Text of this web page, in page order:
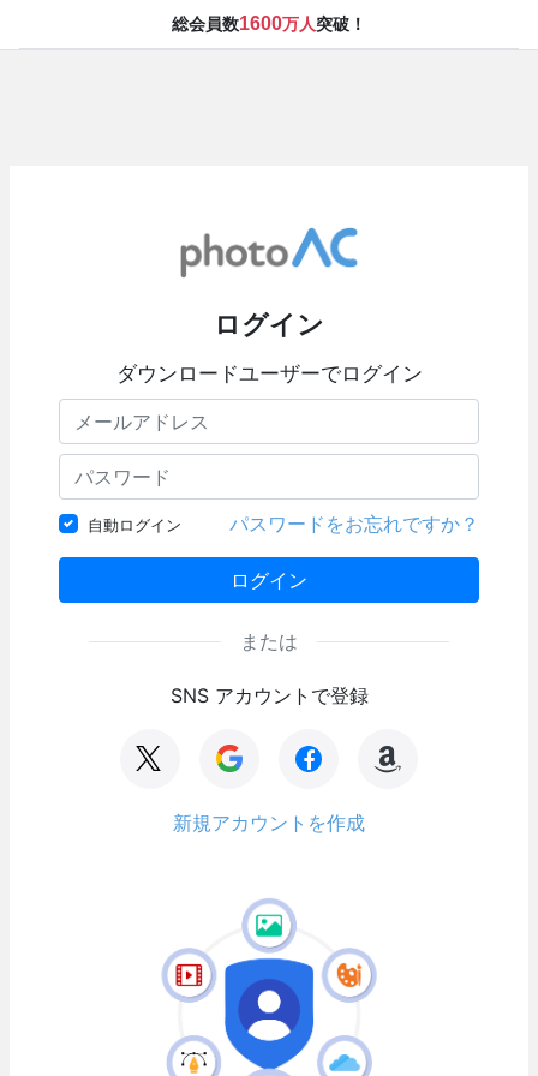
総会員数1600万人突破！
ログイン
ダウンロードユーザーでログイン
自動ログイン パスワードをお忘れですか？
ログイン
または
SNS アカウントで登録
新規アカウントを作成